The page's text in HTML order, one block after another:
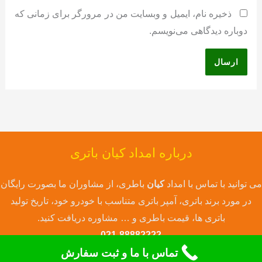
ذخیره نام، ایمیل و وبسایت من در مرورگر برای زمانی که
دوباره دیدگاهی می‌نویسم.
درباره امداد کیان باتری
می توانید با تماس با امدادکیان باطری، از مشاوران ما بصورت رایگان
در مورد برند باتری، آمپر باتری متناسب با خودرو خود، تاریخ تولید
باتری ها، قیمت باطری و … مشاوره دریافت کنید.
021-88882222
تماس با ما و ثبت سفارش